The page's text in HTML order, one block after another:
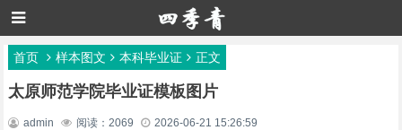
首页 样本图文 本科毕业证 正文
太原师范学院毕业证模板图片
admin 阅读：2069 2026-06-21 15:26:59